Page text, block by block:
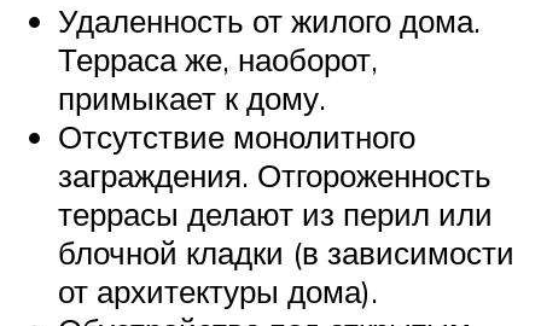
Удаленность от жилого дома.
Терраса же, наоборот,
примыкает к дому.
Отсутствие монолитного
заграждения. Отгороженность
террасы делают из перил или
блочной кладки (в зависимости
от архитектуры дома).